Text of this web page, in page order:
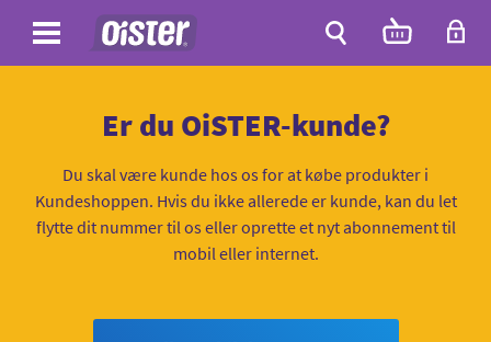
Antal
varer
i
Er du OiSTER-kunde?
Du skal være kunde hos os for at købe produkter i
Kundeshoppen. Hvis du ikke allerede er kunde, kan du let
flytte dit nummer til os eller oprette et nyt abonnement til
mobil eller internet.